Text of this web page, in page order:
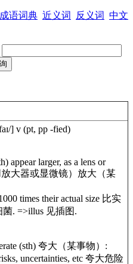
成语词典 近义词 反义词 中文
] v (pt, pp -fied)
appear larger, as a lens or
放大器或显微镜）放大（某
times their actual size 比实
. =>illus 见插图.
(sth) 夸大（某事物）:
uncertainties, etc 夸大危险